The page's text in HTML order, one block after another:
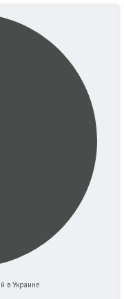
в Украине